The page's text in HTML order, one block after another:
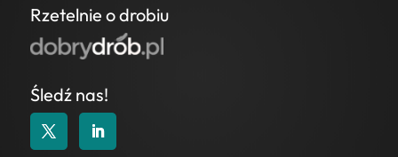
Rzetelnie o drobiu
Śledź nas!